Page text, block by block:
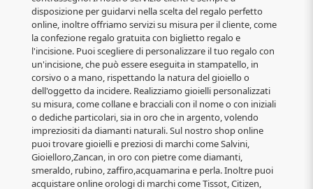
disposizione per guidarvi nella scelta del regalo perfetto
online, inoltre offriamo servizi su misura per il cliente, come
la confezione regalo gratuita con biglietto regalo e
l'incisione. Puoi scegliere di personalizzare il tuo regalo con
un'incisione, che può essere eseguita in stampatello, in
corsivo o a mano, rispettando la natura del gioiello o
dell'oggetto da incidere. Realizziamo gioielli personalizzati
su misura, come collane e bracciali con il nome o con iniziali
o dediche particolari, sia in oro che in argento, volendo
impreziositi da diamanti naturali. Sul nostro shop online
puoi trovare gioielli e preziosi di marchi come Salvini,
Gioielloro,Zancan, in oro con pietre come diamanti,
smeraldo, rubino, zaffiro,acquamarina e perla. Inoltre puoi
acquistare online orologi di marchi come Tissot, Citizen,